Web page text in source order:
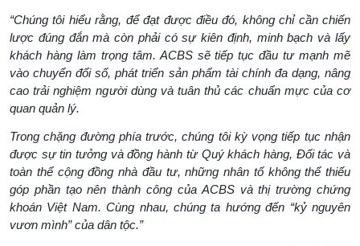
“Chúng tôi hiểu rằng, để đạt được điều đó, không chỉ cần chiến
lược đúng đắn mà còn phải có sự kiên định, minh bạch và lấy
khách hàng làm trọng tâm. ACBS sẽ tiếp tục đầu tư mạnh mẽ
vào chuyển đổi số, phát triển sản phẩm tài chính đa dạng, nâng
cao trải nghiệm người dùng và tuân thủ các chuẩn mực của cơ
quan quản lý.
Trong chặng đường phía trước, chúng tôi kỳ vọng tiếp tục nhận
được sự tin tưởng và đồng hành từ Quý khách hàng, Đối tác và
toàn thể cộng đồng nhà đầu tư, những nhân tố không thể thiếu
góp phần tạo nên thành công của ACBS và thị trường chứng
khoán Việt Nam. Cùng nhau, chúng ta hướng đến “kỷ nguyên
vươn mình” của dân tộc.”